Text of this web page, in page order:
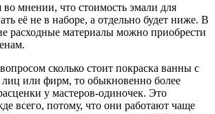
во мнении, что стоимость эмали для
её не в наборе, а отдельно будет ниже. В
расходные материалы можно приобрести
сколько стоит покраска ванны с
или фирм, то обыкновенно более
у мастеров-одиночек. Это
всего, потому, что они работают чаще